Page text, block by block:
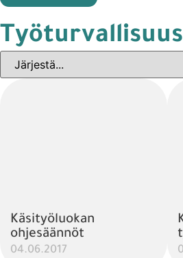
Työturvallisuus
Käsityöluokan
ohjesäännöt
04.06.2017